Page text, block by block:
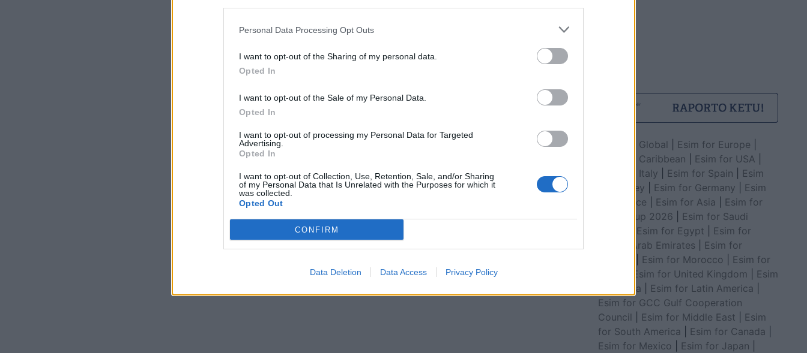
Personal Data Processing Opt Outs
I want to opt-out of the Sharing of my personal data.
Opted In
I want to opt-out of the Sale of my Personal Data.
Opted In
I want to opt-out of processing my Personal Data for Targeted
Advertising.
Opted In
I want to opt-out of Collection, Use, Retention, Sale, and/or Sharing
of my Personal Data that Is Unrelated with the Purposes for which it
was collected.
Opted Out
CONFIRM
Data Deletion Data Access Privacy Policy
Esim for Global Esim for Europe
Esim for Caribbean
Esim for USA
Esim for Italy
Esim for Spain
Esim
for Turkey
Esim for Germany
Esim
for Greece
Esim for Asia
Esim for
World Cup 2026
Esim for Saudi
Esim for Egypt
Esim for
United Arab Emirates
Esim for
Esim for Morocco
Esim for
Esim for United Kingdom
Esim
for Africa
Esim for Latin America
Esim for GCC Gulf Cooperation
Council
Esim for Middle East
Esim
for South America
Esim for Canada
Esim for Mexico
Esim for Japan